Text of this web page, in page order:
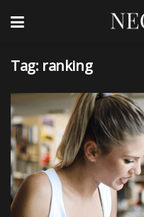
Tag: ranking